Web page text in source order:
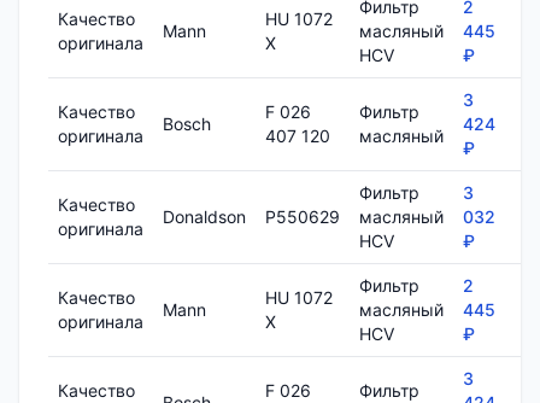
Качество
оригинала
Mann
HU 1072
X
Фильтр
масляный
HCV
2
445
₽
Качество
оригинала
Bosch
F 026
407 120
Фильтр
масляный
3
424
₽
Качество
оригинала
Donaldson P550629
Фильтр
масляный
HCV
3
032
₽
Качество
оригинала
Mann
HU 1072
X
Фильтр
масляный
HCV
2
445
₽
Качество
F 026
Фильтр
3